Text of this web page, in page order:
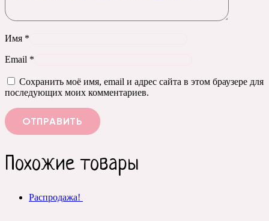
Имя *
Email *
Сохранить моё имя, email и адрес сайта в этом браузере для
последующих моих комментариев.
Похожие товары
Распродажа!